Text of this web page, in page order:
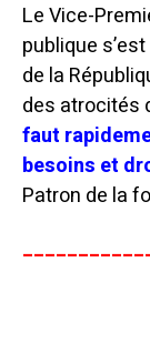
Le Vice-
publique
de la
des atrocités
faut
besoins et
Patron de la